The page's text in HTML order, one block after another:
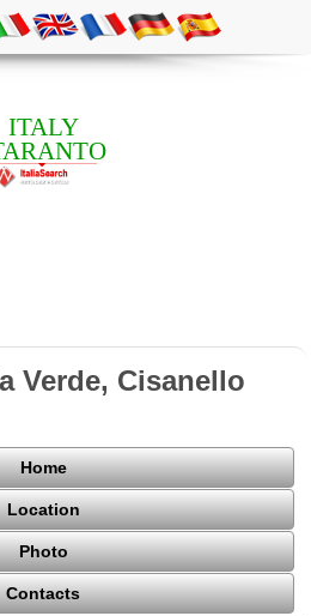
ITALY
Verde, Cisanello
Home
Location
Photo
Contacts